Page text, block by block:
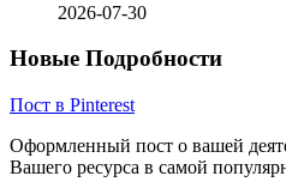
2026-07-30
Новые Подробности
Пост в Pinterest
Оформленный пост о вашей
Вашего ресурса в самой